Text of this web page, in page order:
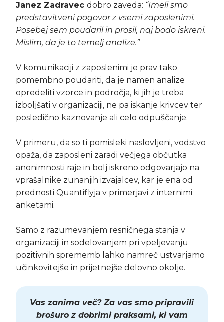
Janez Zadravec dobro zaveda: “Imeli smo
predstavitveni pogovor z vsemi zaposlenimi.
Posebej sem poudaril in prosil, naj bodo iskreni.
Mislim, da je to temelj analize.”
V komunikaciji z zaposlenimi je prav tako
pomembno poudariti, da je namen analize
opredeliti vzorce in področja, ki jih je treba
izboljšati v organizaciji, ne pa iskanje krivcev ter
posledično kaznovanje ali celo odpuščanje.
V primeru, da so ti pomisleki naslovljeni, vodstvo
opaža, da zaposleni zaradi večjega občutka
anonimnosti raje in bolj iskreno odgovarjajo na
vprašalnike zunanjih izvajalcev, kar je ena od
prednosti Quantiflyja v primerjavi z internimi
anketami.
Samo z razumevanjem resničnega stanja v
organizaciji in sodelovanjem pri vpeljevanju
pozitivnih sprememb lahko namreč ustvarjamo
učinkovitejše in prijetnejše delovno okolje.
Vas zanima več? Za vas smo pripravili
brošuro z dobrimi praksami, ki vam